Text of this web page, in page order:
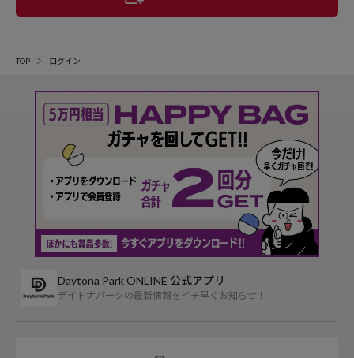
TOP ログイン
Daytona Park ONLINE 公式アプリ
デイトナパークの最新情報をイチ早くお知らせ！